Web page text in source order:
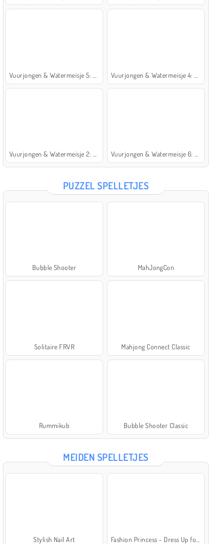
PUZZEL SPELLETJES
Bubble Shooter MahJongCon
Solitaire FRVR Mahjong Connect Classic
Rummikub Bubble Shooter Classic
MEIDEN SPELLETJES
Stylish Nail Art